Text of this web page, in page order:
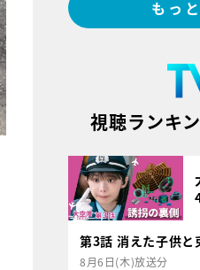
もっ
視聴ランキ
第3話 消えた子供と
8月6日(木)放送分